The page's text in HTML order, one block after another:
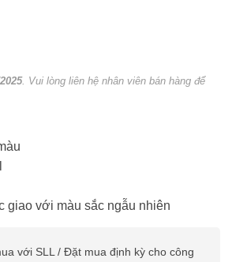
. Vui lòng liên hệ nhân viên bán hàng để
giao với màu sắc ngẫu nhiên
với SLL / Đặt mua định kỳ cho công